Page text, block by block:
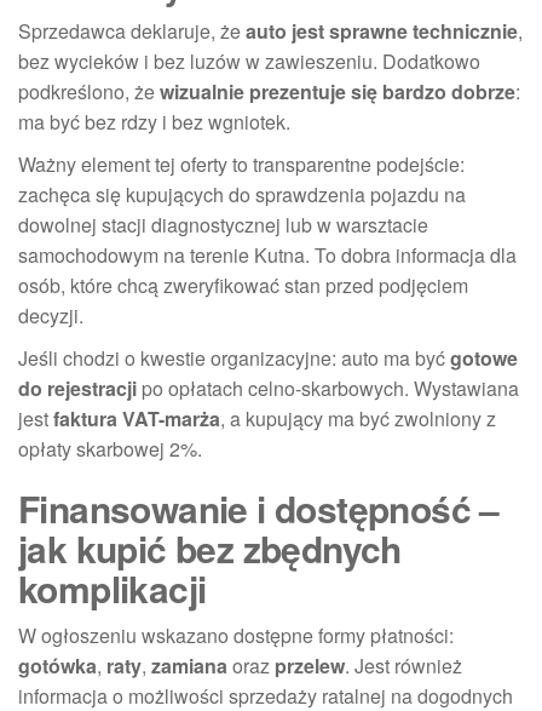
Sprzedawca deklaruje, żeauto jest sprawne technicznie,
bez wycieków i bez luzów w zawieszeniu. Dodatkowo
podkreślono, żewizualnie prezentuje się bardzo dobrze:
ma być bez rdzy i bez wgniotek.
Ważny element tej oferty to transparentne podejście:
zachęca się kupujących do sprawdzenia pojazdu na
dowolnej stacji diagnostycznej lub w warsztacie
samochodowym na terenie Kutna. To dobra informacja dla
osób, które chcą zweryfikować stan przed podjęciem
decyzji.
Jeśli chodzi o kwestie organizacyjne: auto ma byćgotowe
do rejestracji po opłatach celno-skarbowych. Wystawiana
jestfaktura VAT-marża, a kupujący ma być zwolniony z
opłaty skarbowej 2%.
Finansowanie i dostępność –
jak kupić bez zbędnych
komplikacji
W ogłoszeniu wskazano dostępne formy płatności:
gotówka, raty, zamianaoraz przelew. Jest również
informacja o możliwości sprzedaży ratalnej na dogodnych